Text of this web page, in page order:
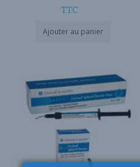
TTC
Ajouter au panier